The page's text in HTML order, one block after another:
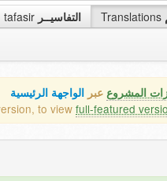
tafasir التفاسيــر Translations
المشروع عبر الواجهة الرئيسية
to view full-featured